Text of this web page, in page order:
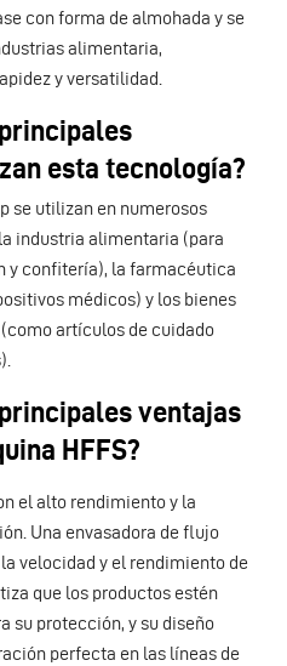
con forma de almohada y se
alimentaria,
y versatilidad.
esta tecnología?
se utilizan en numerosos
industria alimentaria (para
y confitería), la farmacéutica
médicos) y los bienes
artículos de cuidado
ventajas
HFFS?
el alto rendimiento y la
Una envasadora de flujo
velocidad y el rendimiento de
que los productos estén
su protección, y su diseño
perfecta en las líneas de